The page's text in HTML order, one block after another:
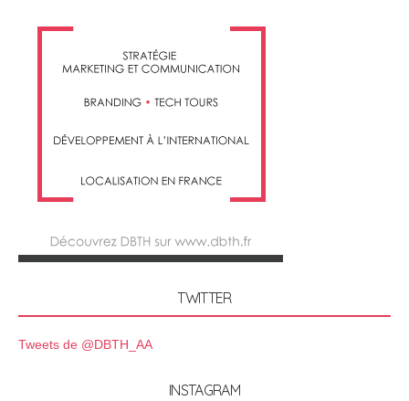
TWITTER
Tweets de @DBTH_AA
INSTAGRAM